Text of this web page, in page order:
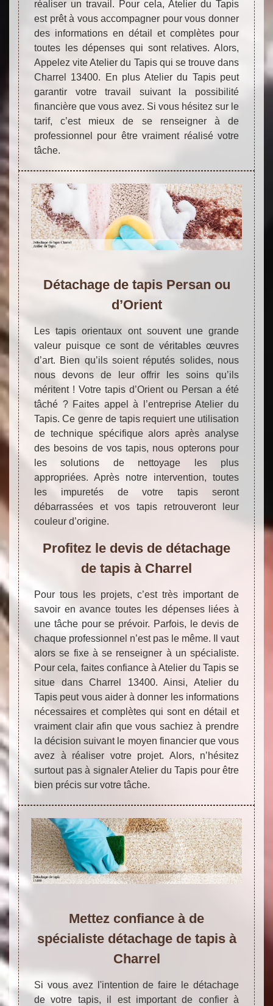
réaliser un travail. Pour cela, Atelier du Tapis
est prêt à vous accompagner pour vous donner
des informations en détail et complètes pour
toutes les dépenses qui sont relatives. Alors,
Appelez vite Atelier du Tapis qui se trouve dans
Charrel 13400. En plus Atelier du Tapis peut
garantir votre travail suivant la possibilité
financière que vous avez. Si vous hésitez sur le
tarif, c’est mieux de se renseigner à de
professionnel pour être vraiment réalisé votre
tâche.
Détachage de tapis Persan ou
d’Orient
Les tapis orientaux ont souvent une grande
valeur puisque ce sont de véritables œuvres
d’art. Bien qu’ils soient réputés solides, nous
nous devons de leur offrir les soins qu’ils
méritent ! Votre tapis d’Orient ou Persan a été
tâché ? Faites appel à l’entreprise Atelier du
Tapis. Ce genre de tapis requiert une utilisation
de technique spécifique alors après analyse
des besoins de vos tapis, nous opterons pour
les solutions de nettoyage les plus
appropriées. Après notre intervention, toutes
les impuretés de votre tapis seront
débarrassées et vos tapis retrouveront leur
couleur d’origine.
Profitez le devis de détachage
de tapis à Charrel
Pour tous les projets, c’est très important de
savoir en avance toutes les dépenses liées à
une tâche pour se prévoir. Parfois, le devis de
chaque professionnel n’est pas le même. Il vaut
alors se fixe à se renseigner à un spécialiste.
Pour cela, faites confiance à Atelier du Tapis se
situe dans Charrel 13400. Ainsi, Atelier du
Tapis peut vous aider à donner les informations
nécessaires et complètes qui sont en détail et
vraiment clair afin que vous sachiez à prendre
la décision suivant le moyen financier que vous
avez à réaliser votre projet. Alors, n’hésitez
surtout pas à signaler Atelier du Tapis pour être
bien précis sur votre tâche.
Mettez confiance à de
spécialiste détachage de tapis à
Charrel
Si vous avez l'intention de faire le détachage
de votre tapis, il est important de confier à